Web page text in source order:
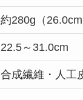
約280g（26.0cm
22.5～31.0cm
合成繊維・人工